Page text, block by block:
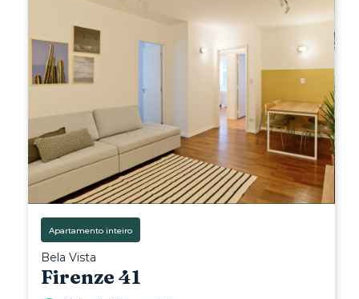
Apartamento inteiro
Bela Vista
Firenze 41